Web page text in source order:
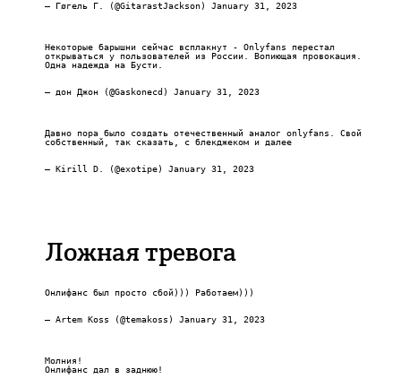
— Гøгель Г. (@GitarastJackson) January 31, 2023
Некоторые барышни сейчас всплакнут - Onlyfans перестал
открываться у пользователей из России. Вопиющая провокация.
Одна надежда на Бусти.
— дон Джон (@Gaskonecd) January 31, 2023
Давно пора было создать отечественный аналог onlyfans. Свой
собственный, так сказать, с блекджеком и далее
— Kirill D. (@exotipe) January 31, 2023
Ложная тревога
Онлифанс был просто сбой))) Работаем)))
— Artem Koss (@temakoss) January 31, 2023
Молния!
Онлифанс дал в заднюю!